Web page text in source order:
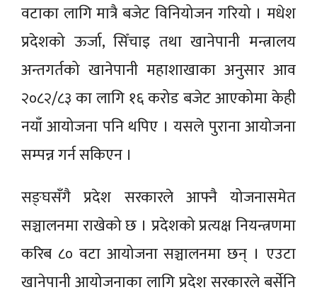
वटाका लागि मात्रै बजेट विनियोजन गरियो । मधेश
प्रदेशको ऊर्जा, सिँचाइ तथा खानेपानी मन्त्रालय
अन्तगर्तको खानेपानी महाशाखाका अनुसार आव
२०८२/८३ का लागि १६ करोड बजेट आएकोमा केही
नयाँ आयोजना पनि थपिए । यसले पुराना आयोजना
सम्पन्न गर्न सकिएन ।
सङ्घसँगै प्रदेश सरकारले आफ्नै योजनासमेत
सञ्चालनमा राखेको छ । प्रदेशको प्रत्यक्ष नियन्त्रणमा
करिब ८० वटा आयोजना सञ्चालनमा छन् । एउटा
खानेपानी आयोजनाका लागि प्रदेश सरकारले बर्सेनि